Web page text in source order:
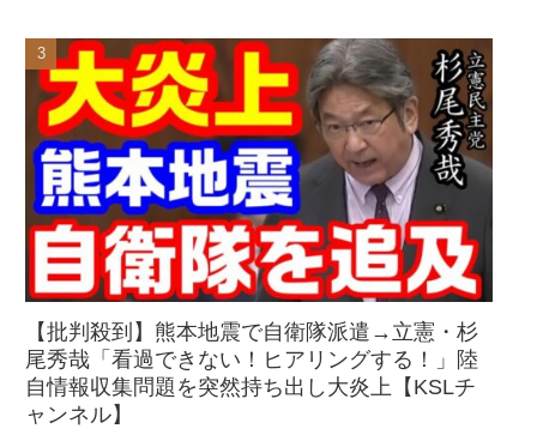
【批判殺到】熊本地震で自衛隊派遣→立憲・杉
尾秀哉「看過できない！ヒアリングする！」陸
自情報収集問題を突然持ち出し大炎上【KSLチ
ャンネル】